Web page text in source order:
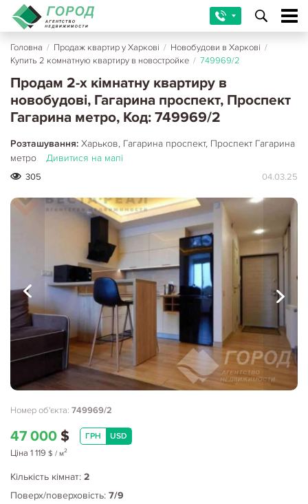
Головна / Продаж квартир у Харкові / Новобудови в Харкові /
Купить 2 комнатную квартиру в новостройке / 749969/2
Продам 2-х кімнатну квартиру в
новобудові, Гагарина проспект, Проспект
Гагарина метро, Код: 749969/2
Розташування: Харьков, Гагарина проспект, Проспект Гагарина
метро
Дивитися на мапі
305 04.03.25
Номер об'єкта: 749969/2
47 000 $ ГРН USD
Ціна 1 119 $ / м2
Кількість кімнат: 2
Поверх/поверховість: 7/9